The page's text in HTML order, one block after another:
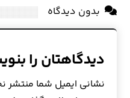
بدون دیدگاه
دیدگاهتان را
نشانی ایمیل شما منتشر